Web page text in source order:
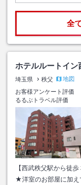
全
ホテルルートイン
埼玉県 秩父
地図
お客様アンケート評価
るるぶトラベル評価
【西武秩父駅から徒
★洋室のお部屋に加え